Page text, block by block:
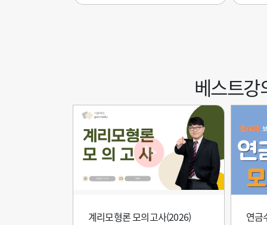
베스트강
계리모형론 모의고사(2026) 연금